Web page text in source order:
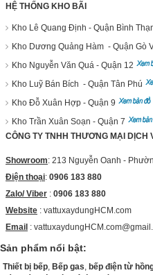
HỆ THỐNG KHO BÃI
Kho Lê Quang Định - Quận Bình
Kho Dương Quảng Hàm - Quận Gò
Kho Nguyễn Văn Quá - Quận 12
Kho Luỹ Bán Bích - Quận Tân Phú
Kho Đỗ Xuân Hợp - Quận 9
Kho Trần Xuân Soạn - Quận 7
CÔNG TY TNHH THƯƠNG MẠI DỊCH
Showroom: 213 Nguyễn Oanh -
Điện thoại: 0906 183 880
Zalo/ Viber : 0906 183 880
Website : vattuxaydungHCM.com
Email :
Sản phẩm nổi bật:
Thiết bị bếp, Bếp gas bếp điện từ